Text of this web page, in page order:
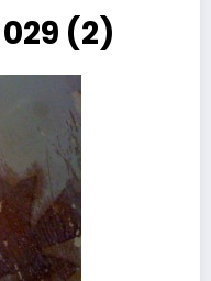
(2)